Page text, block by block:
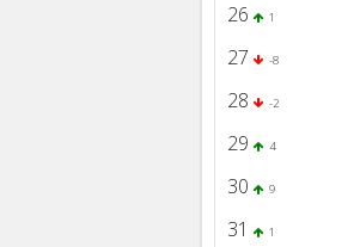
26
1
27
-8
28
-2
29
4
30
9
31
1